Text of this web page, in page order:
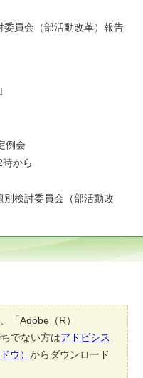
員会（部活動改革）報告
例会
から
検討委員会（部活動改
「Adobe（R）
でない方はアドビシス
ウ）からダウンロード